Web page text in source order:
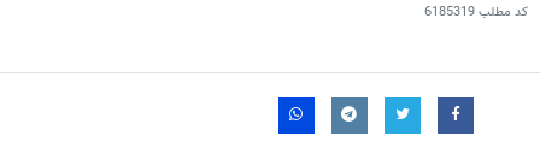
کد مطلب6185319